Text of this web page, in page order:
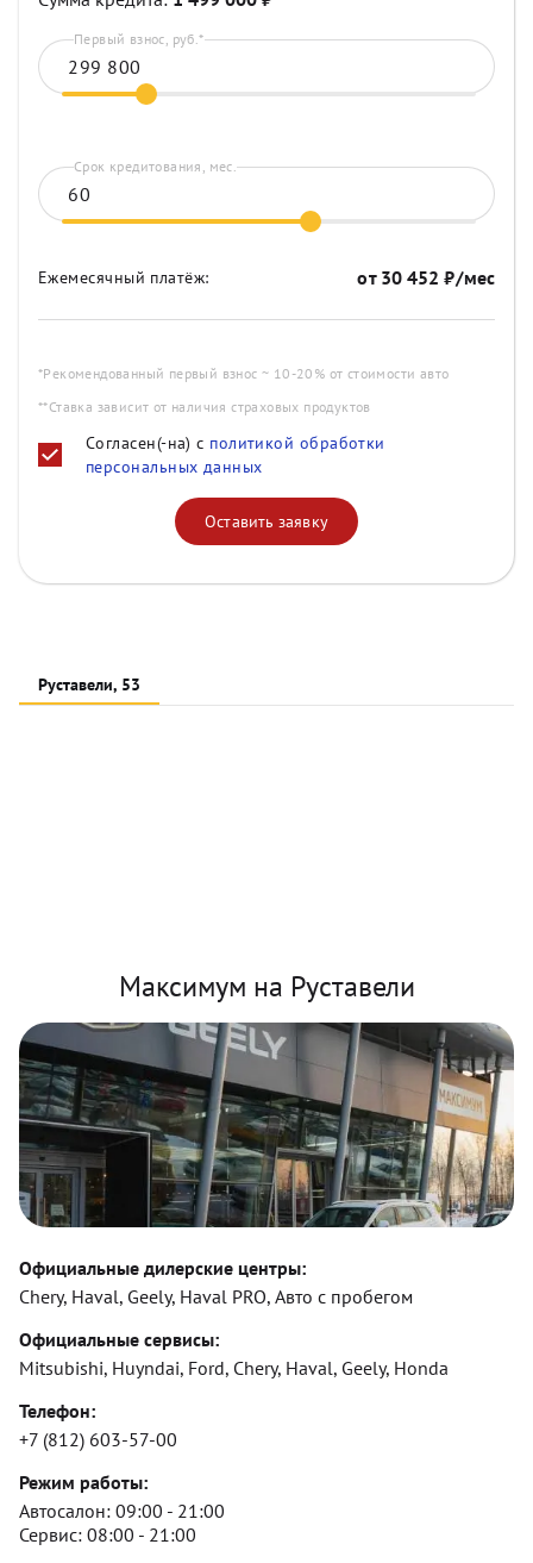
Первый взнос, руб.*
Срок кредитования, мес.
Ежемесячный платёж: от 30 452 ₽/мес
*Рекомендованный первый взнос ~ 10-20% от стоимости авто
**Ставка зависит от наличия страховых продуктов
Согласен(-на) с политикой обработки
персональных данных
Оставить заявку
Руставели, 53
Максимум на Руставели
Официальные дилерские центры:
Chery, Haval, Geely, Haval PRO, Авто с пробегом
Официальные сервисы:
Mitsubishi, Huyndai, Ford, Chery, Haval, Geely, Honda
Телефон:
+7 (812) 603-57-00
Режим работы:
Автосалон: 09:00 - 21:00
Сервис: 08:00 - 21:00